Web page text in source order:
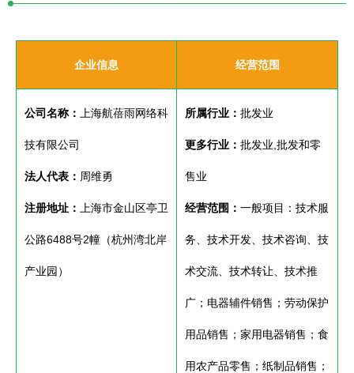
企业信息 经营范围
公司名称： 上海航蓓雨网络科
技有限公司
法人代表： 周维勇
注册地址： 上海市金山区亭卫
公路6488号2幢（杭州湾北岸
产业园）
所属行业： 批发业
更多行业： 批发业,批发和零
售业
经营范围： 一般项目：技术服
务、技术开发、技术咨询、技
术交流、技术转让、技术推
广；电器辅件销售；劳动保护
用品销售；家用电器销售；食
用农产品零售；纸制品销售；